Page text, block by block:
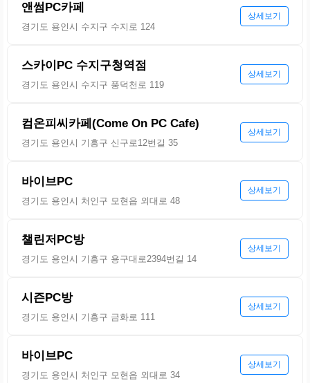
앤썸PC카페
경기도 용인시 수지구 수지로 124
상세보기
스카이PC 수지구청역점
경기도 용인시 수지구 풍덕천로 119
상세보기
컴온피씨카페(Come On PC Cafe)
경기도 용인시 기흥구 신구로12번길 35
상세보기
바이브PC
경기도 용인시 처인구 모현읍 외대로 48
상세보기
챌린저PC방
경기도 용인시 기흥구 용구대로2394번길 14
상세보기
시즌PC방
경기도 용인시 기흥구 금화로 111
상세보기
바이브PC
경기도 용인시 처인구 모현읍 외대로 34
상세보기